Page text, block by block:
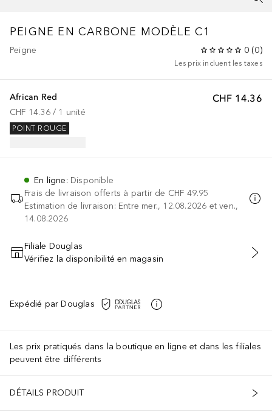
PEIGNE EN CARBONE MODÈLE C1
Peigne 0 (0)
Les prix incluent les taxes
CHF 14.36
African Red
CHF 14.36 / 1 unité
POINT ROUGE
En ligne: Disponible
Frais de livraison offerts à partir de CHF 49.95
Estimation de livraison: Entre mer., 12.08.2026 et ven.,
14.08.2026
AJOUTER AU PANIER
Filiale Douglas
Vérifiez la disponibilité en magasin
Expédié par Douglas
Les prix pratiqués dans la boutique en ligne et dans les filiales
peuvent être différents
DÉTAILS PRODUIT